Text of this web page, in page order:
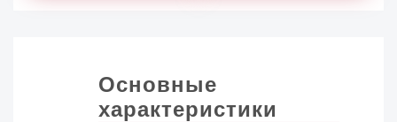
Основные
характеристики